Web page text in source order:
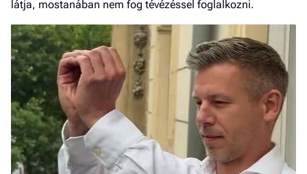
látja, mostanában nem fog tévézéssel foglalkozni.